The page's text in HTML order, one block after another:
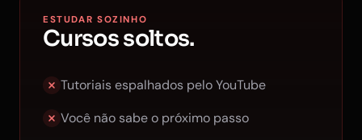
ESTUDAR SOZINHO
Cursos soltos.
Tutoriais espalhados pelo YouTube
Você não sabe o próximo passo